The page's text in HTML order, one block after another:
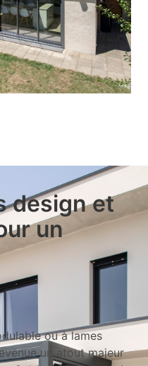
design et
un
ou à lames
un atout majeur